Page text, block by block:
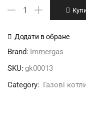
Maior
32
кількість
Додати в обране
Brand: Immergas
SKU: gk00013
Category: Газові